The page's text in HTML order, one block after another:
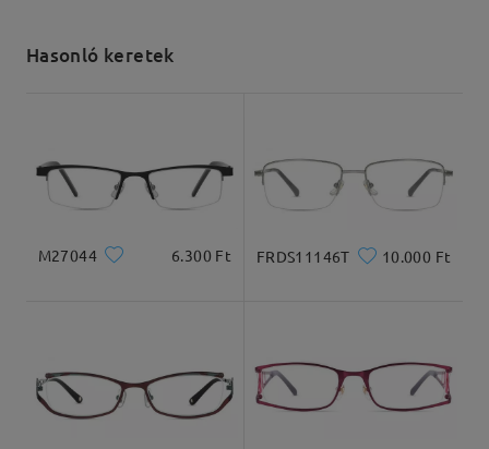
Arcforma:
Ovális
Archossz:
20.8cm/8.19in
Arcszélesség:
14.5cm/5.71in
Kiszállítva
Hasonló keretek
M27044 6.300 Ft FRDS11146T 10.000 Ft